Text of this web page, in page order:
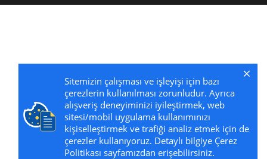
Sitemizin çalışması ve işleyişi için bazı
çerezlerin kullanılması zorunludur. Ayrıca
alışveriş deneyiminizi iyileştirmek, web
sitesi/mobil uygulama kullanımınızı
kişiselleştirmek ve trafiği analiz etmek için de
çerezler kullanıyoruz. Detaylı bilgiye Çerez
Politikası sayfamızdan erişebilirsiniz.